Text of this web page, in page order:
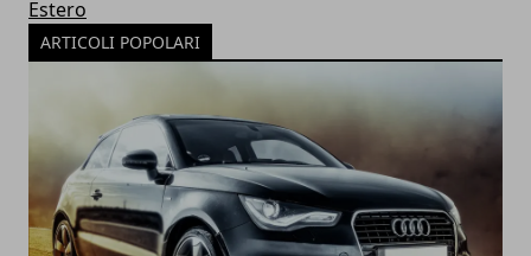
Estero
ARTICOLI POPOLARI